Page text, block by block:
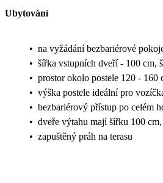
Ubytování
• na vyžádání bezbariérové
• šířka vstupních dveří - 100 cm,
• prostor okolo postele 120 - 160
• výška postele ideální pro
• bezbariérový přístup po celém
• dveře výtahu mají šířku 100
• zapuštěný práh na terasu